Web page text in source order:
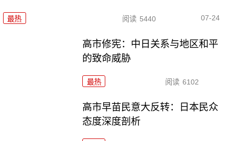
最热 阅读 5440 07-24
高市修宪：中日关系与地区和平
的致命威胁
最热 阅读 6102
高市早苗民意大反转：日本民众
态度深度剖析